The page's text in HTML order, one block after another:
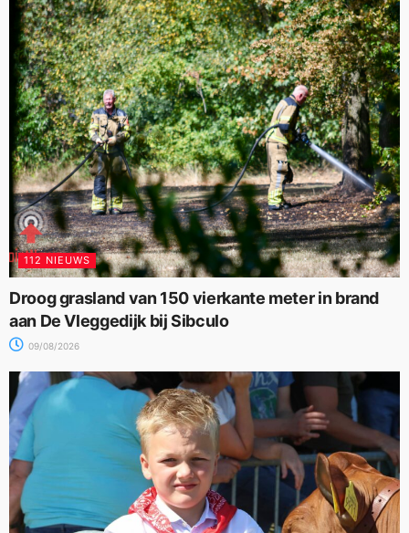
112 NIEUWS
Droog grasland van 150 vierkante meter in brand
aan De Vleggedijk bij Sibculo
09/08/2026